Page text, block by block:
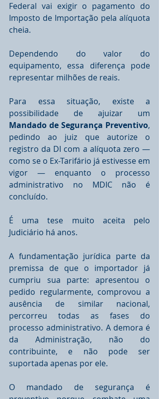
Federal vai exigir o pagamento do
Imposto de Importação pela alíquota
cheia.
Dependendo do valor do
equipamento, essa diferença pode
representar milhões de reais.
Para essa situação, existe a
Mandado de Segurança Preventivo,
pedindo ao juiz que autorize o
registro da DI com a alíquota zero —
como se o Ex-Tarifário já estivesse em
vigor — enquanto o processo
administrativo no MDIC não é
concluído.
É uma tese muito aceita pelo
Judiciário há anos.
A fundamentação jurídica parte da
premissa de que o importador já
cumpriu sua parte: apresentou o
pedido regularmente, comprovou a
ausência de similar nacional,
percorreu todas as fases do
processo administrativo. A demora é
da Administração, não do
contribuinte, e não pode ser
suportada apenas por ele.
O mandado de segurança é